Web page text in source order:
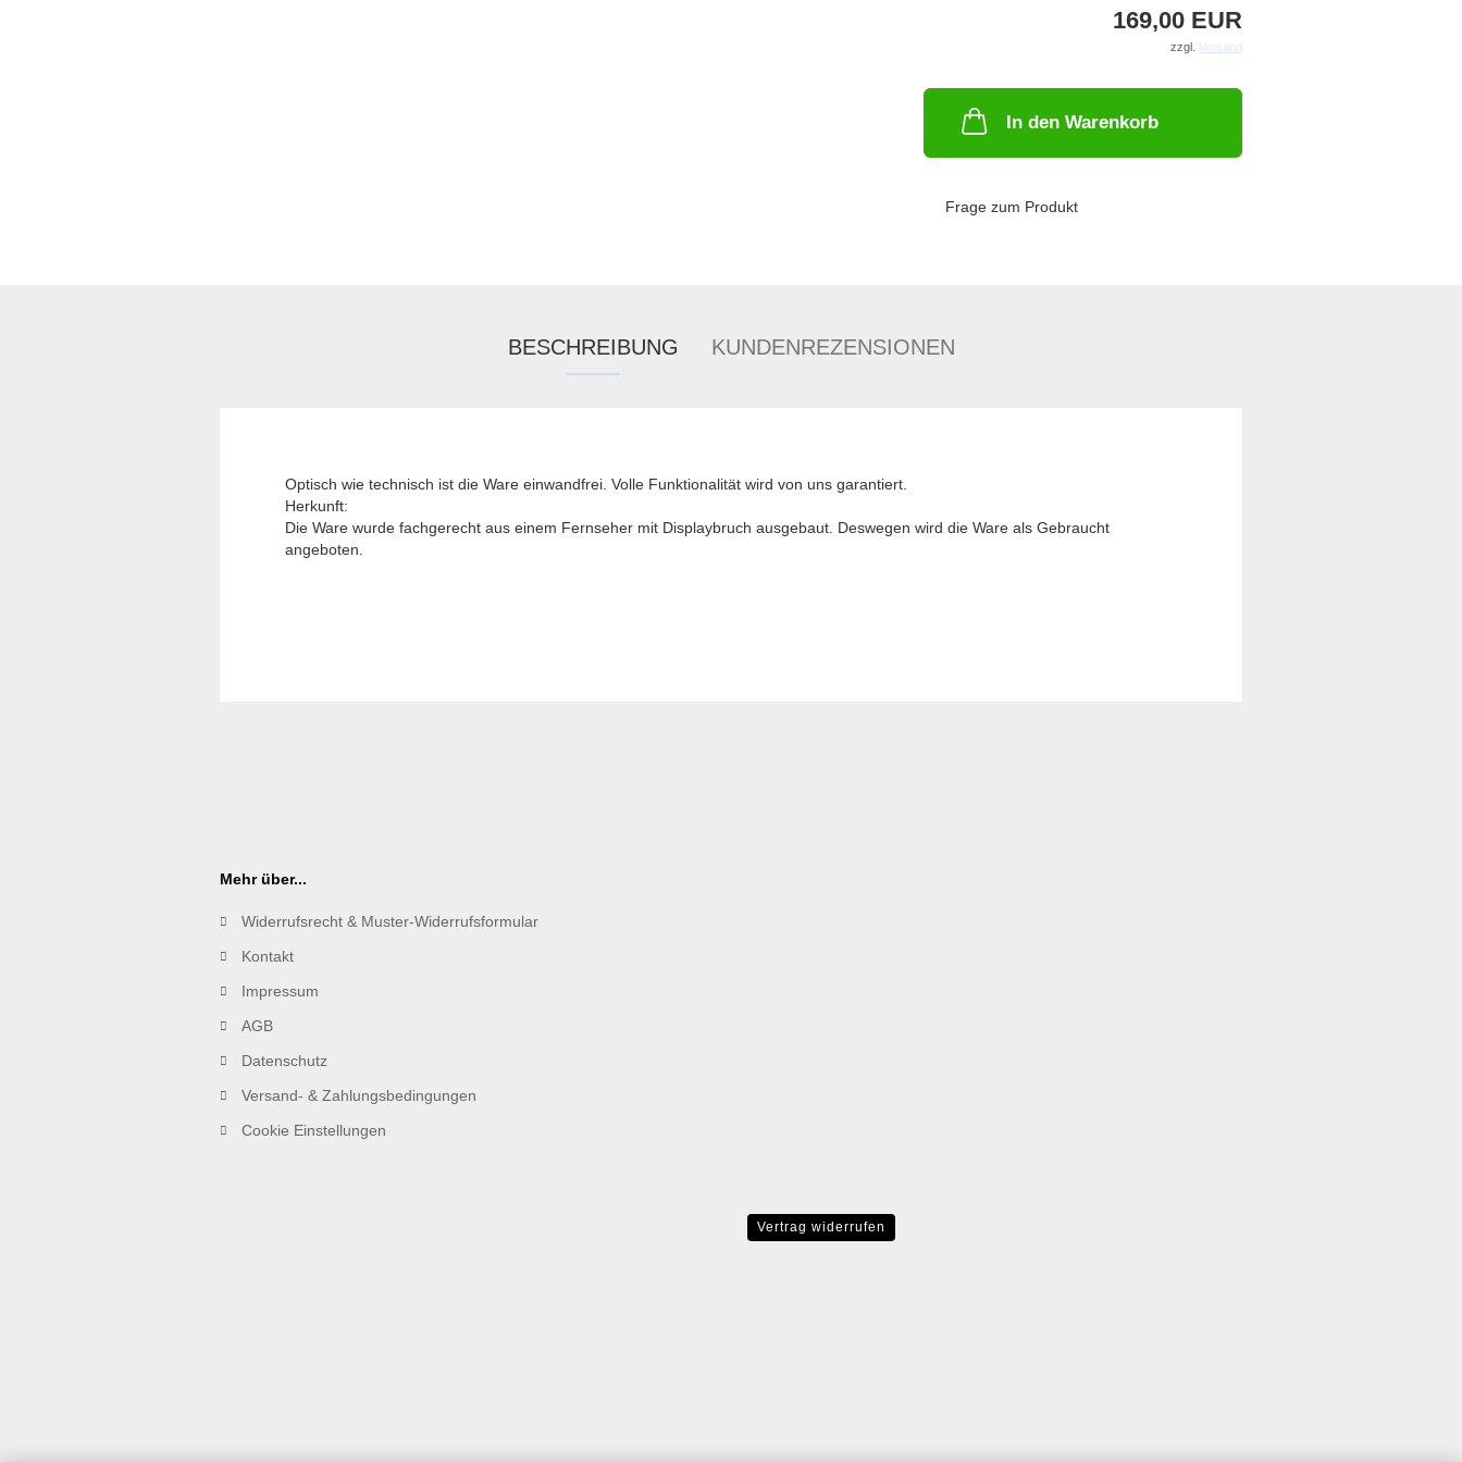
169,00 EUR
zzgl. Versand
In den Warenkorb
Frage zum Produkt
BESCHREIBUNG KUNDENREZENSIONEN
Optisch wie technisch ist die Ware einwandfrei. Volle Funktionalität wird von uns garantiert.
Herkunft:
Die Ware wurde fachgerecht aus einem Fernseher mit Displaybruch ausgebaut. Deswegen wird die Ware als Gebraucht
angeboten.
Mehr über...
Widerrufsrecht & Muster-Widerrufsformular
Kontakt
Impressum
AGB
Datenschutz
Versand- & Zahlungsbedingungen
Cookie Einstellungen
Vertrag widerrufen